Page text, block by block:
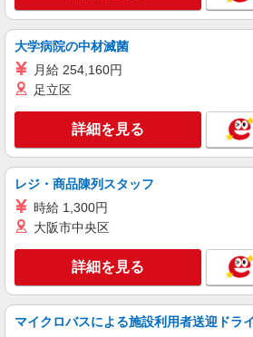
大学病院の中材滅菌
月給 254,160円
足立区
詳細を見る
レジ・商品陳列スタッフ
時給 1,300円
大阪市中央区
詳細を見る
マイクロバスによる施設利用者送迎ドラ